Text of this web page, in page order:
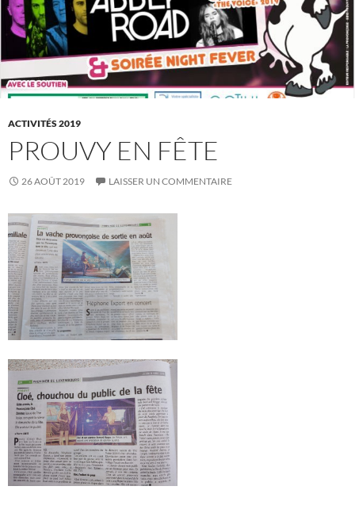
ACTIVITÉS 2019
PROUVY EN FÊTE
26 AOÛT 2019 LAISSER UN COMMENTAIRE